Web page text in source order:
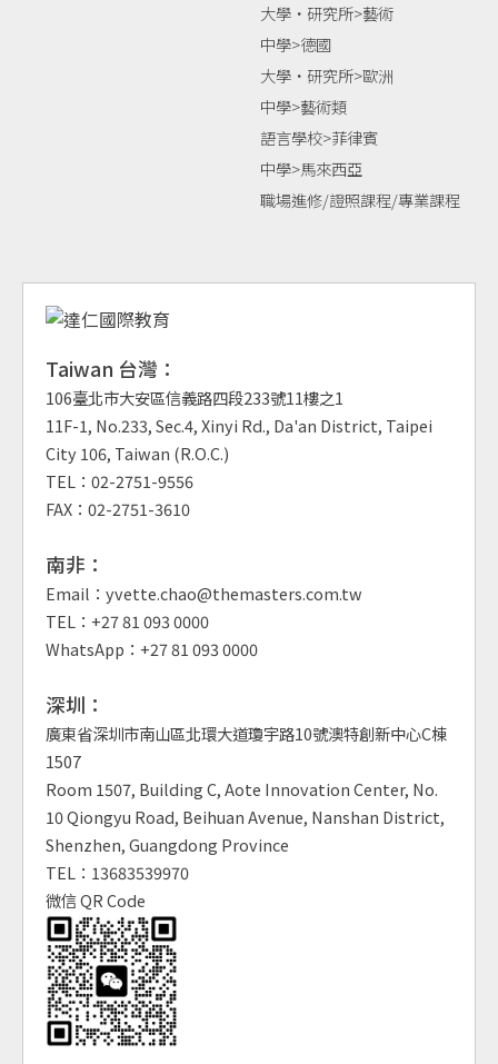
大學‧研究所>藝術
中學>德國
大學‧研究所>歐洲
中學>藝術類
語言學校>菲律賓
中學>馬來西亞
職場進修/證照課程/專業課程
Taiwan 台灣：
106臺北市大安區信義路四段233號11樓之1
11F-1, No.233, Sec.4, Xinyi Rd., Da'an District, Taipei
City 106, Taiwan (R.O.C.)
TEL：02-2751-9556
FAX：02-2751-3610
南非：
Email：yvette.chao@themasters.com.tw
TEL：+27 81 093 0000
WhatsApp：+27 81 093 0000
深圳：
廣東省深圳市南山區北環大道瓊宇路10號澳特創新中心C棟
1507
Room 1507, Building C, Aote Innovation Center, No.
10 Qiongyu Road, Beihuan Avenue, Nanshan District,
Shenzhen, Guangdong Province
TEL：13683539970
微信 QR Code